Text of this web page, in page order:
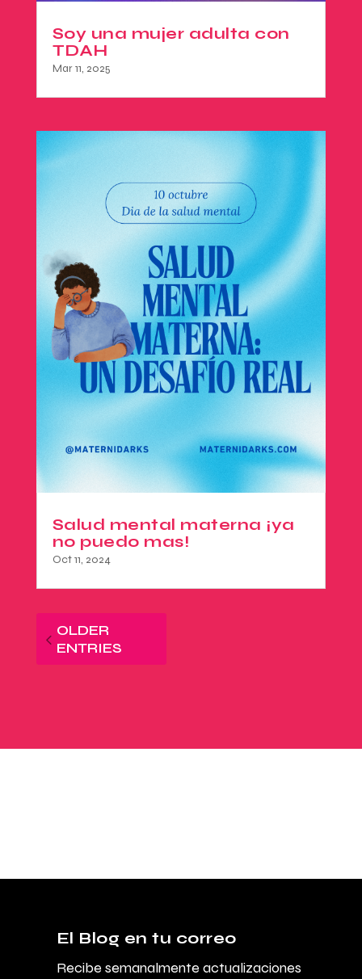
Soy una mujer adulta con
TDAH
Mar 11, 2025
Salud mental materna ¡ya
no puedo mas!
Oct 11, 2024
OLDER
ENTRIES
El Blog en tu correo
Recibe semanalmente actualizaciones